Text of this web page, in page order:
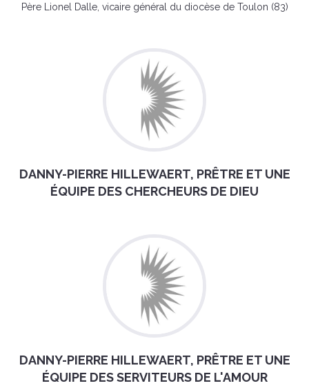
Père Lionel Dalle, vicaire général du diocèse de Toulon (83)
DANNY-PIERRE HILLEWAERT, PRÊTRE ET UNE
ÉQUIPE DES CHERCHEURS DE DIEU
DANNY-PIERRE HILLEWAERT, PRÊTRE ET UNE
ÉQUIPE DES SERVITEURS DE L'AMOUR